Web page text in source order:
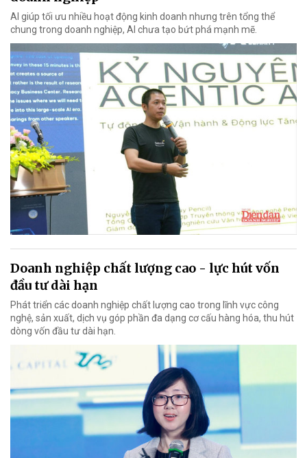
AI giúp tối ưu nhiều hoạt động kinh doanh nhưng trên tổng thể
chung trong doanh nghiệp, AI chưa tạo bứt phá mạnh mẽ.
Doanh nghiệp chất lượng cao - lực hút vốn
đầu tư dài hạn
Phát triển các doanh nghiệp chất lượng cao trong lĩnh vực công
nghệ, sản xuất, dịch vụ góp phần đa dạng cơ cấu hàng hóa, thu hút
dòng vốn đầu tư dài hạn.